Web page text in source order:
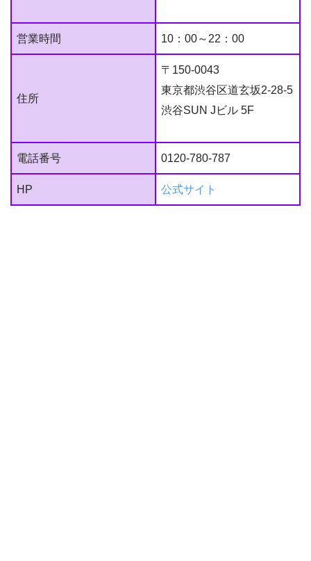
営業時間 10：00～22：00
住所
〒150-0043
東京都渋谷区道玄坂2-28-5
渋谷SUN Jビル 5F
電話番号 0120-780-787
HP 公式サイト